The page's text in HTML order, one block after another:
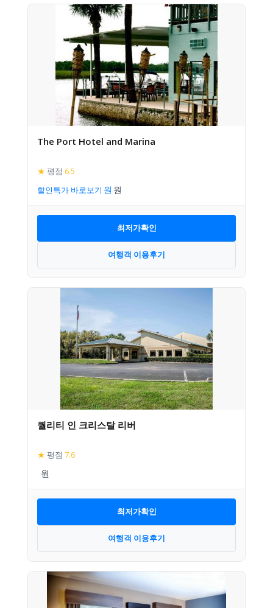
The Port Hotel and Marina
★ 평점 6.5
할인특가 바로보기
최저가확인
여행객 이용후기
퀄리티 인 크리스탈 리버
★ 평점 7.6
최저가확인
여행객 이용후기